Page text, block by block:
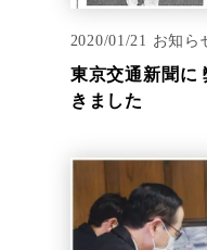
2020/01/21 お知ら
東京交通新聞に
きました